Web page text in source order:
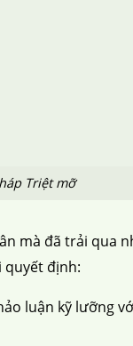
Triệt mỡ
mà đã trải qua
quyết định:
luận kỹ lưỡng